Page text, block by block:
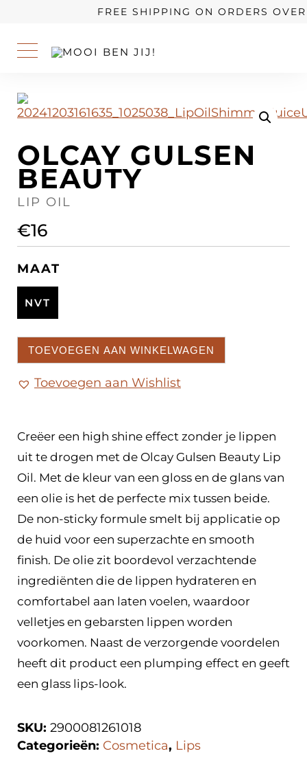
FREE SHIPPING ON ORDERS
OUR STORY
OLCAY GULSEN
BEAUTY
LIP OIL
€16
MAAT
NVT
TOEVOEGEN AAN WINKELWAGEN
Toevoegen aan Wishlist
Creëer een high shine effect zonder je lippen
uit te drogen met de Olcay Gulsen Beauty Lip
Oil. Met de kleur van een gloss en de glans van
een olie is het de perfecte mix tussen beide.
De non-sticky formule smelt bij applicatie op
de huid voor een superzachte en smooth
finish. De olie zit boordevol verzachtende
ingrediënten die de lippen hydrateren en
comfortabel aan laten voelen, waardoor
velletjes en gebarsten lippen worden
voorkomen. Naast de verzorgende voordelen
heeft dit product een plumping effect en geeft
een glass lips-look.
SKU: 2900081261018
Categorieën: Cosmetica, Lips